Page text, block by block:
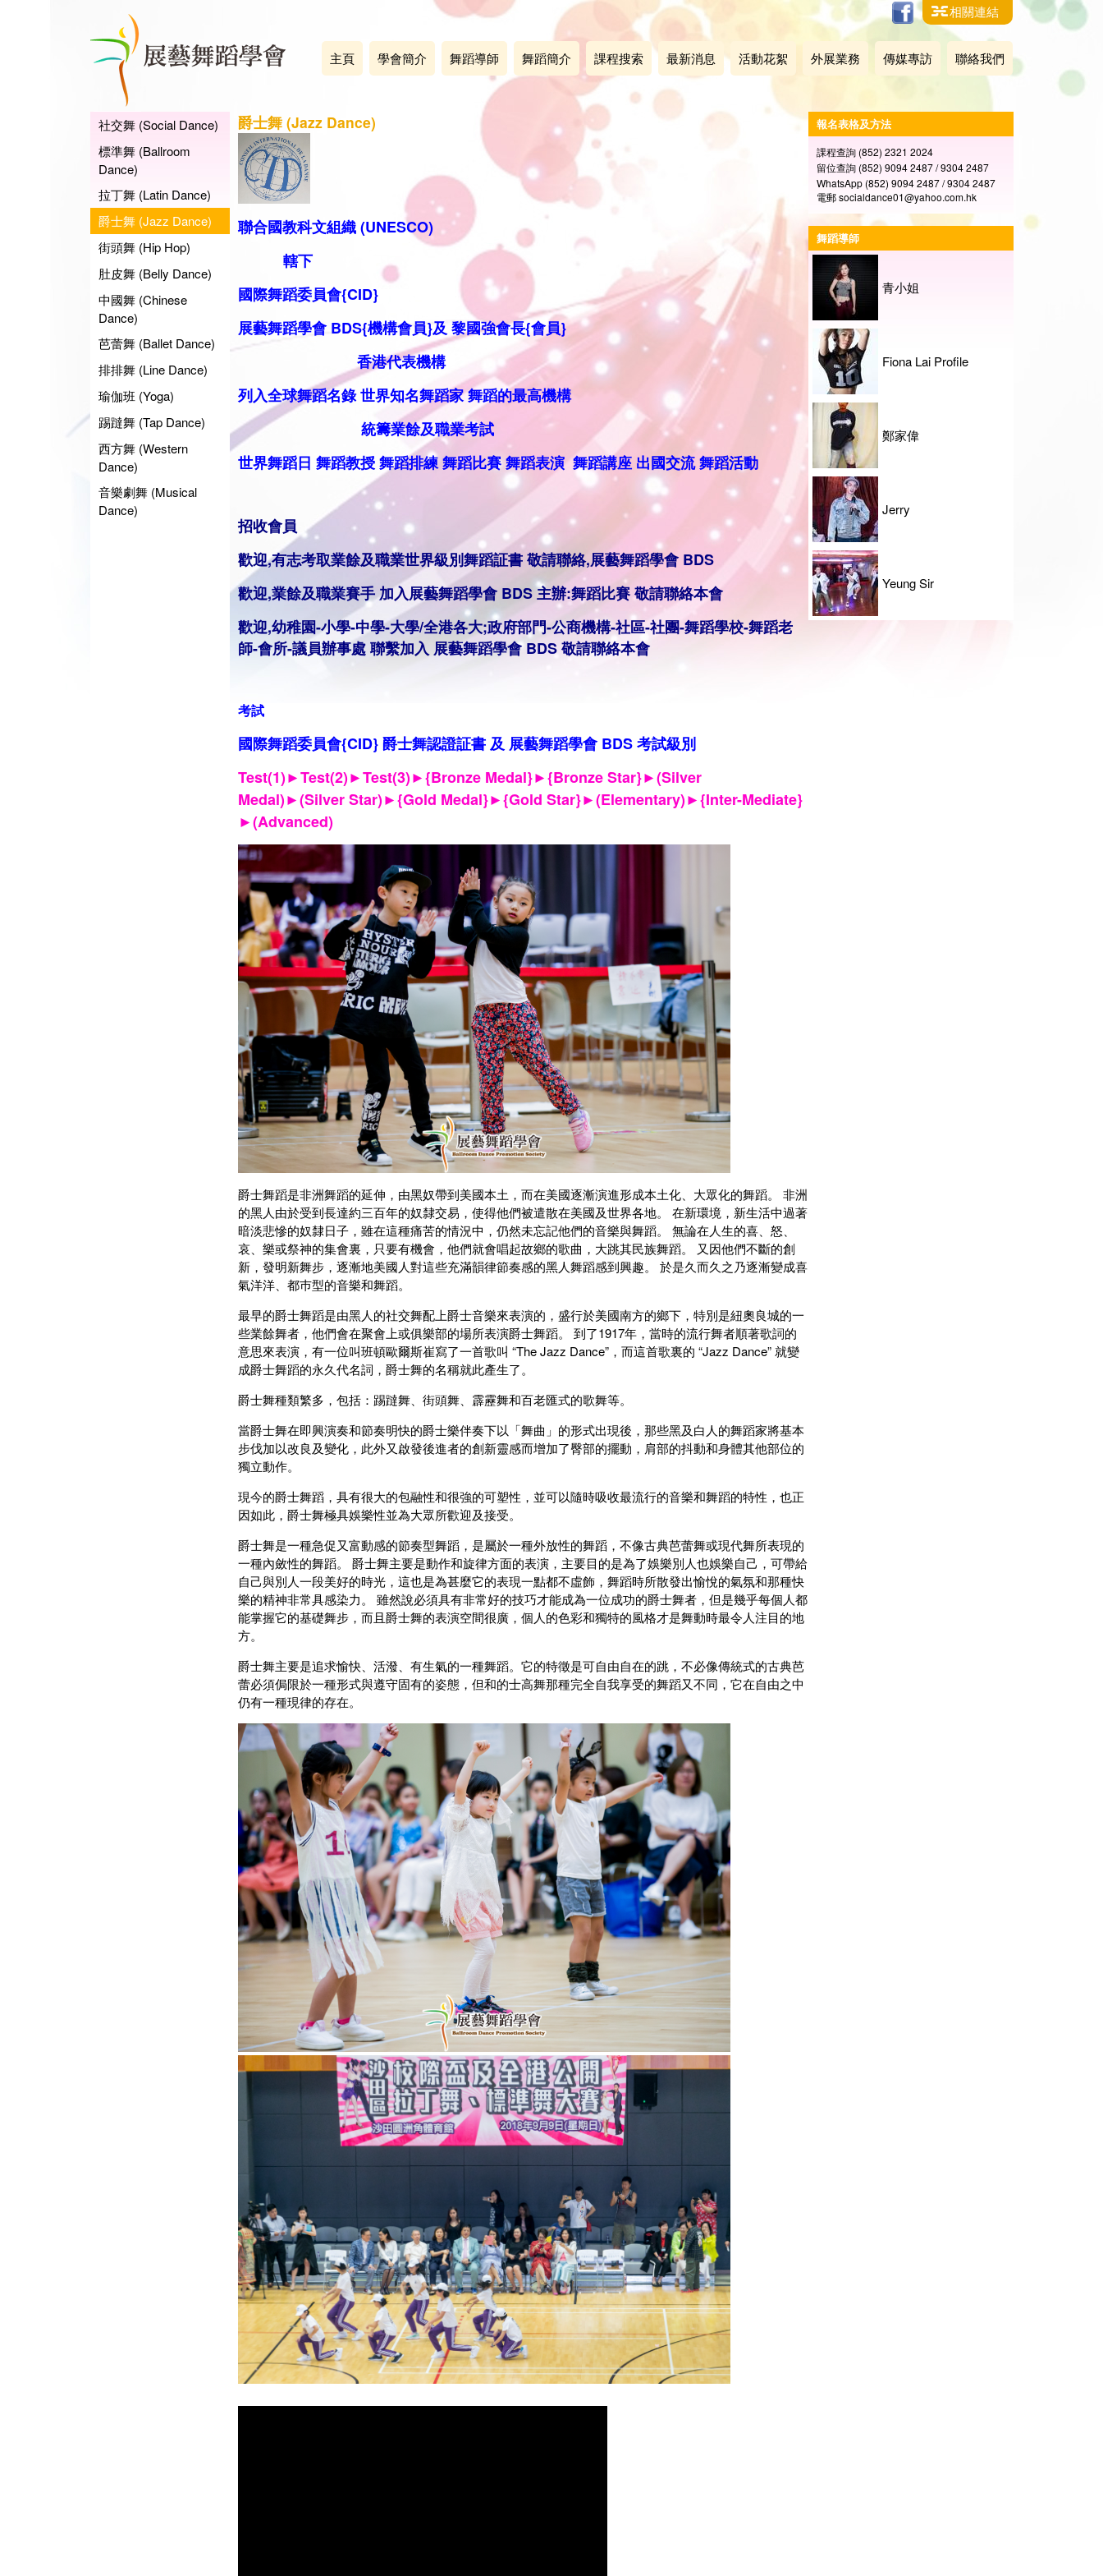
相關連結
主頁 學會簡介 舞蹈導師 舞蹈簡介 課程搜索 最新消息 活動花絮 外展業務 傳媒專訪 聯絡我們
社交舞 (Social Dance)
標準舞 (Ballroom
Dance)
拉丁舞 (Latin Dance)
爵士舞 (Jazz Dance)
街頭舞 (Hip Hop)
肚皮舞 (Belly Dance)
中國舞 (Chinese
Dance)
芭蕾舞 (Ballet Dance)
排排舞 (Line Dance)
瑜伽班 (Yoga)
踢躂舞 (Tap Dance)
西方舞 (Western
Dance)
音樂劇舞 (Musical
Dance)
爵士舞 (Jazz Dance)
聯合國教科文組織 (UNESCO)
轄下
國際舞蹈委員會{CID}
展藝舞蹈學會 BDS{機構會員}及 黎國強會長{會員}
香港代表機構
列入全球舞蹈名錄世界知名舞蹈家 舞蹈的最高機構
統籌業餘及職業考試
世界舞蹈日 舞蹈教授舞蹈排練舞蹈比賽 舞蹈表演 舞蹈講座 出國交流 舞蹈活動
招收會員
歡迎,有志考取業餘及職業世界級別舞蹈証書 敬請聯絡,展藝舞蹈學會 BDS
歡迎,業餘及職業賽手加入展藝舞蹈學會 BDS 主辦:舞蹈比賽敬請聯絡本會
歡迎,幼稚園-小學-中學-大學/全港各大;政府部門-公商機構-社區-社團-舞蹈學校-舞蹈老
師-會所-議員辦事處 聯繫加入 展藝舞蹈學會 BDS敬請聯絡本會
考試
國際舞蹈委員會{CID}爵士舞認證証書及 展藝舞蹈學會 BDS考試級別
Test(1)►Test(2)►Test(3)►{Bronze Medal}►{Bronze Star}►(Silver
Medal)►(Silver Star)►{Gold Medal}►{Gold Star}►(Elementary)►{Inter-Mediate}
►(Advanced)
爵士舞蹈是非洲舞蹈的延伸，由黑奴帶到美國本土，而在美國逐漸演進形成本土化、大眾化的舞蹈。 非洲
的黑人由於受到長達約三百年的奴隸交易，使得他們被遣散在美國及世界各地。 在新環境，新生活中過著
暗淡悲慘的奴隸日子，雖在這種痛苦的情況中，仍然未忘記他們的音樂與舞蹈。 無論在人生的喜、怒、
哀、樂或祭神的集會裏，只要有機會，他們就會唱起故鄉的歌曲，大跳其民族舞蹈。 又因他們不斷的創
新，發明新舞步，逐漸地美國人對這些充滿韻律節奏感的黑人舞蹈感到興趣。 於是久而久之乃逐漸變成喜
氣洋洋、都巿型的音樂和舞蹈。
最早的爵士舞蹈是由黑人的社交舞配上爵士音樂來表演的，盛行於美國南方的鄉下，特別是紐奧良城的一
些業餘舞者，他們會在聚會上或俱樂部的場所表演爵士舞蹈。 到了1917年，當時的流行舞者順著歌詞的
意思來表演，有一位叫班頓歐爾斯崔寫了一首歌叫 “The Jazz Dance”，而這首歌裏的 “Jazz Dance” 就變
成爵士舞蹈的永久代名詞，爵士舞的名稱就此產生了。
爵士舞種類繁多，包括：踢躂舞、街頭舞、霹靂舞和百老匯式的歌舞等。
當爵士舞在即興演奏和節奏明快的爵士樂伴奏下以「舞曲」的形式出現後，那些黑及白人的舞蹈家將基本
步伐加以改良及變化，此外又啟發後進者的創新靈感而增加了臀部的擺動，肩部的抖動和身體其他部位的
獨立動作。
現今的爵士舞蹈，具有很大的包融性和很強的可塑性，並可以隨時吸收最流行的音樂和舞蹈的特性，也正
因如此，爵士舞極具娛樂性並為大眾所歡迎及接受。
爵士舞是一種急促又富動感的節奏型舞蹈，是屬於一種外放性的舞蹈，不像古典芭蕾舞或現代舞所表現的
一種內斂性的舞蹈。 爵士舞主要是動作和旋律方面的表演，主要目的是為了娛樂別人也娛樂自己，可帶給
自己與別人一段美好的時光，這也是為甚麼它的表現一點都不虛飾，舞蹈時所散發出愉悅的氣氛和那種快
樂的精神非常具感染力。 雖然說必須具有非常好的技巧才能成為一位成功的爵士舞者，但是幾乎每個人都
能掌握它的基礎舞步，而且爵士舞的表演空間很廣，個人的色彩和獨特的風格才是舞動時最令人注目的地
方。
爵士舞主要是追求愉快、活潑、有生氣的一種舞蹈。它的特徵是可自由自在的跳，不必像傳統式的古典芭
蕾必須侷限於一種形式與遵守固有的姿態，但和的士高舞那種完全自我享受的舞蹈又不同，它在自由之中
仍有一種現律的存在。
報名表格及方法
課程查詢 (852) 2321 2024
留位查詢 (852) 9094 2487 / 9304 2487
WhatsApp (852) 9094 2487 / 9304 2487
電郵 socialdance01@yahoo.com.hk
舞蹈導師
青小姐
Fiona Lai Profile
鄭家偉
Jerry
Yeung Sir